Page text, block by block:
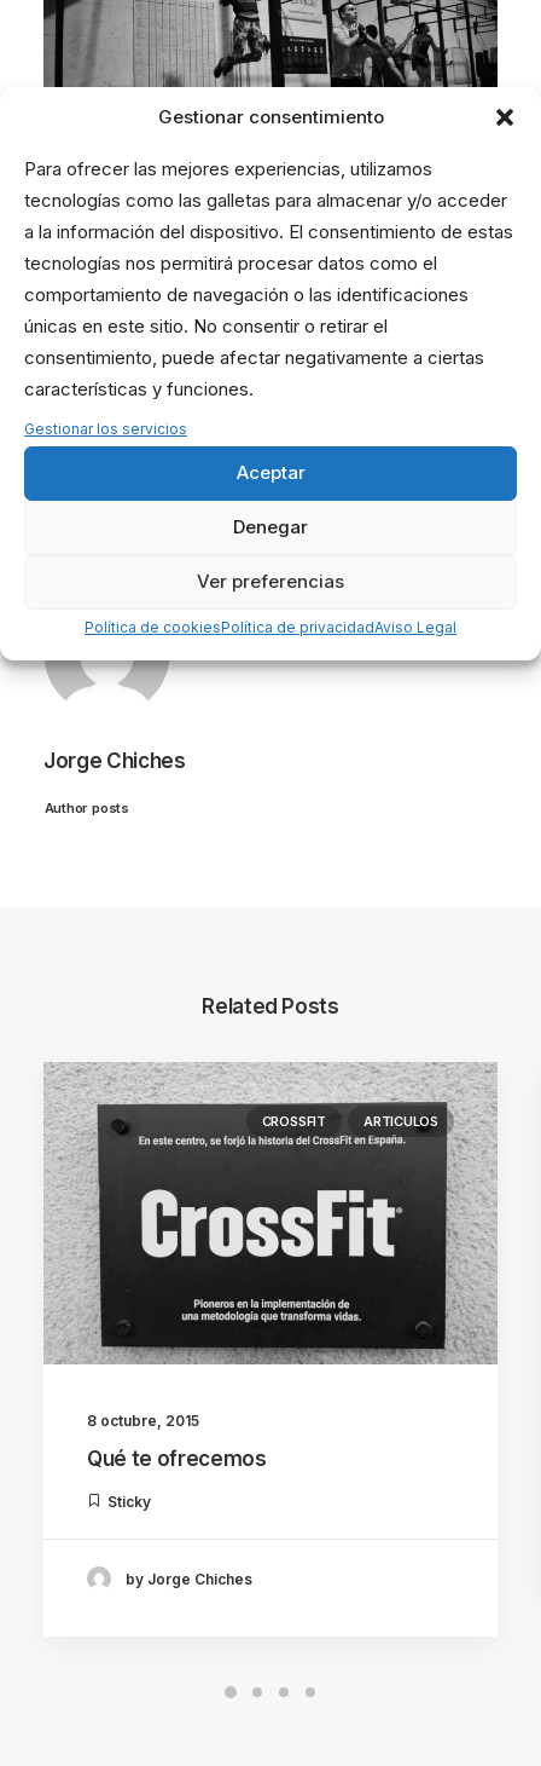
Gestionar consentimiento
Para ofrecer las mejores experiencias, utilizamos
tecnologías como las galletas para almacenar y/o acceder
a la información del dispositivo. El consentimiento de estas
tecnologías nos permitirá procesar datos como el
comportamiento de navegación o las identificaciones
únicas en este sitio. No consentir o retirar el
consentimiento, puede afectar negativamente a ciertas
características y funciones.
Gestionar los servicios
Aceptar
Denegar
Ver preferencias
Política de cookiesPolítica de privacidadAviso Legal
WEIGHTLIFTING WOD
Jorge Chiches
Author posts
Related Posts
CROSSFIT ARTICULOS
8 octubre, 2015
Qué te ofrecemos
Sticky
by Jorge Chiches